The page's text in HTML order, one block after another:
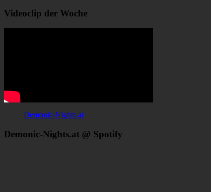
Videoclip der Woche
Demonic-Nights.at
Demonic-Nights.at @ Spotify